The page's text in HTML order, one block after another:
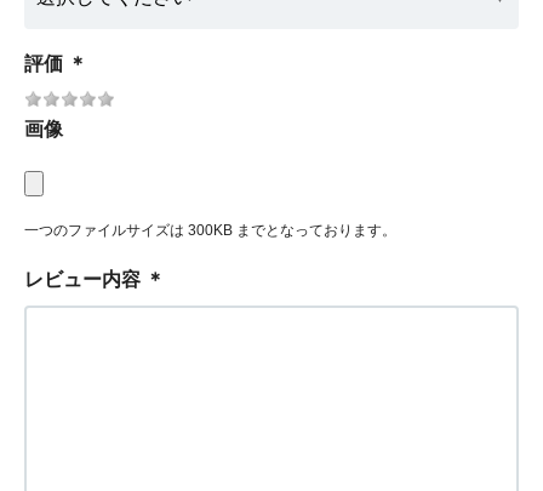
評価 ＊
画像
一つのファイルサイズは 300KB までとなっております。
レビュー内容 ＊